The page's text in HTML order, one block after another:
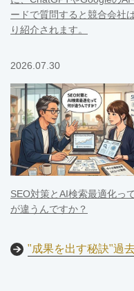
ードで質問すると競合会社
り紹介されます。
2026.07.30
SEO対策とAI検索最適化っ
が違うんですか？
"成果を出す秘訣"過